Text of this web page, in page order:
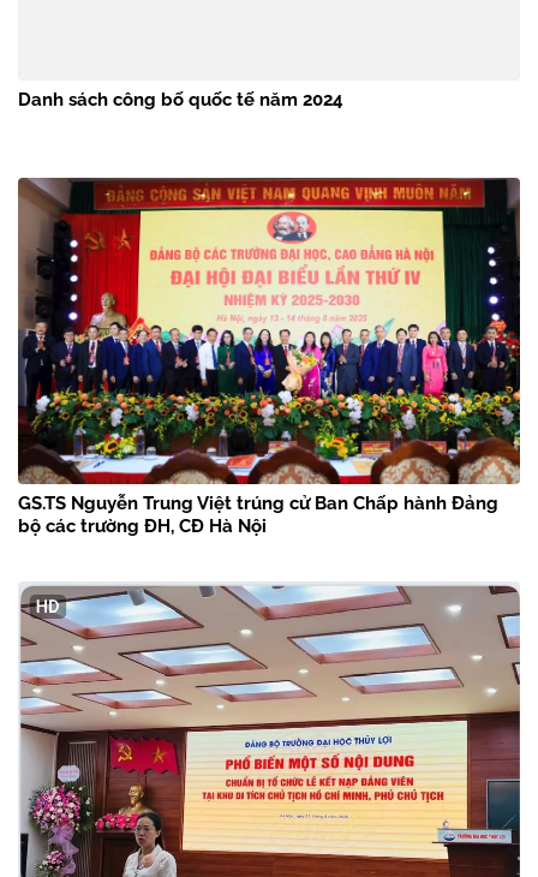
Danh sách công bố quốc tế năm 2024
GS.TS Nguyễn Trung Việt trúng cử Ban Chấp hành Đảng
bộ các trường ĐH, CĐ Hà Nội